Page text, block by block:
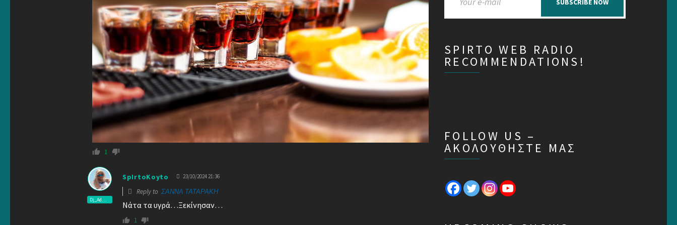
1
Dj_Admin
SpIrtoKoyto 23/10/2024 21:36
Reply to ΣΑΝΝΑ ΤΑΤΑΡΑΚΗ
Νάτα τα υγρά…Ξεκίνησαν…
1
SUBSCRIBE NOW
SPIRTO WEB RADIO
RECOMMENDATIONS!
FOLLOW US –
ΑΚΟΛΟΥΘΗΣΤΕ ΜΑΣ